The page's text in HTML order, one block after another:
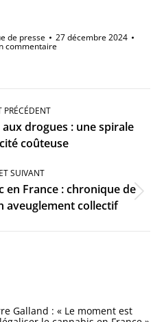
de presse 27 décembre 2024
commentaire
PRÉCÉDENT
Onglet
précédent
drogues : une spirale
coûteuse
SUIVANT
Onglet
suivant
en France : chronique de
aveuglement collectif
Galland : « Le moment est